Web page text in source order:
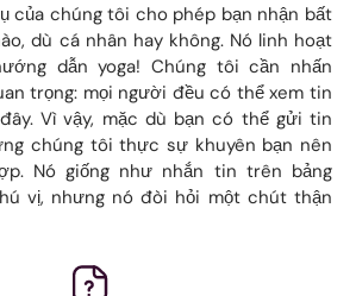
của chúng tôi cho phép bạn nhận bất
dù cá nhân hay không. Nó linh hoạt
dẫn yoga! Chúng tôi cần nhấn
trọng: mọi người đều có thể xem tin
Vì vậy, mặc dù bạn có thể gửi tin
chúng tôi thực sự khuyên bạn nên
Nó giống như nhắn tin trên bảng
vị, nhưng nó đòi hỏi một chút thận